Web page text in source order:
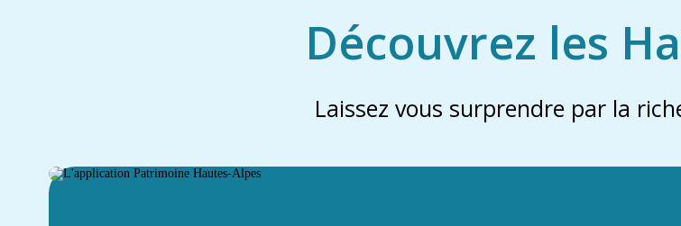
Découvrez les
Laissez vous surprendre par la